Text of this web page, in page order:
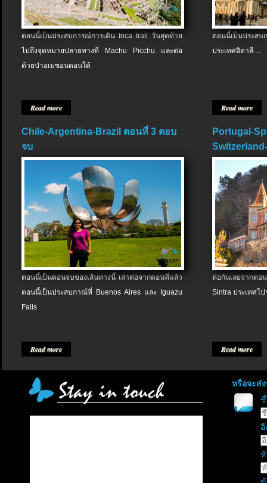
ตอนนี้เป็นประสบการณ์การเดิน Inca trail วันสุดท้าย
ไปถึงจุดหมายปลายทางที่ Machu Picchu และต่อ
ด้วยป่าอเมซอนตอนใต้
Read more
ตอนนี้เป็นประส
ประเทศอิตาลี ...
Read more
Chile-Argentina-Brazil ตอนที่ 3 ตอบ
จบ
ตอนนี้เป็นตอนจบของเส้นทางนี้ เล่าต่อจากตอนที่แล้ว
ตอนนี้เป็นประสบกาณ์ที่ Buenos Aires และ Iguazu
Falls
Read more
Portugal-
ต่อกันเลยจากต
Sintra ประเทศโป
Read more
หรือจะส่
อี
หั